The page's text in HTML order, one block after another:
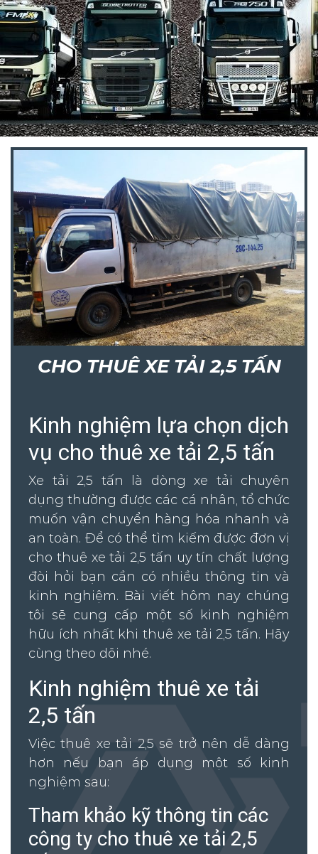
CHO THUÊ XE TẢI 2,5 TẤN
Kinh nghiệm lựa chọn dịch
vụ cho thuê xe tải 2,5 tấn
Xe tải 2,5 tấn là dòng xe tải chuyên
dụng thường được các cá nhân, tổ chức
muốn vận chuyển hàng hóa nhanh và
an toàn. Để có thể tìm kiếm được đơn vị
cho thuê xe tải 2,5 tấn uy tín chất lượng
đòi hỏi bạn cần có nhiều thông tin và
kinh nghiệm. Bài viết hôm nay chúng
tôi sẽ cung cấp một số kinh nghiệm
hữu ích nhất khi thuê xe tải 2,5 tấn. Hãy
cùng theo dõi nhé.
Kinh nghiệm thuê xe tải
2,5 tấn
Việc thuê xe tải 2,5 sẽ trở nên dễ dàng
hơn nếu bạn áp dụng một số kinh
nghiệm sau:
Tham khảo kỹ thông tin các
công ty cho thuê xe tải 2,5